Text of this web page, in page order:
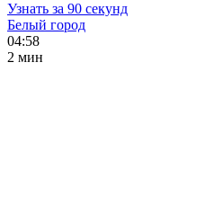
Узнать за 90 секунд
Белый город
04:58
2 мин